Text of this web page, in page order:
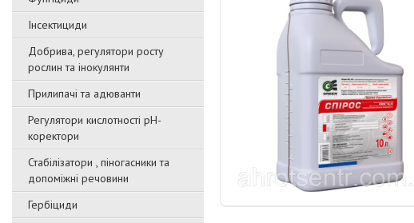
Інсектициди
Добрива, регулятори росту
рослин та інокулянти
Прилипачі та адюванти
Регулятори кислотності pН-
коректори
Стабілізатори , піногасники та
допоміжні речовини
Гербіциди